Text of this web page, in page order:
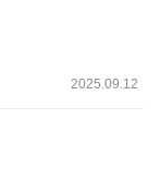
2025.09.12